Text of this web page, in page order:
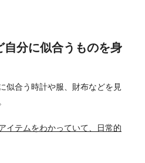
自分に似合うものを身
似合う時計や服、財布などを見
イテムをわかっていて、日常的